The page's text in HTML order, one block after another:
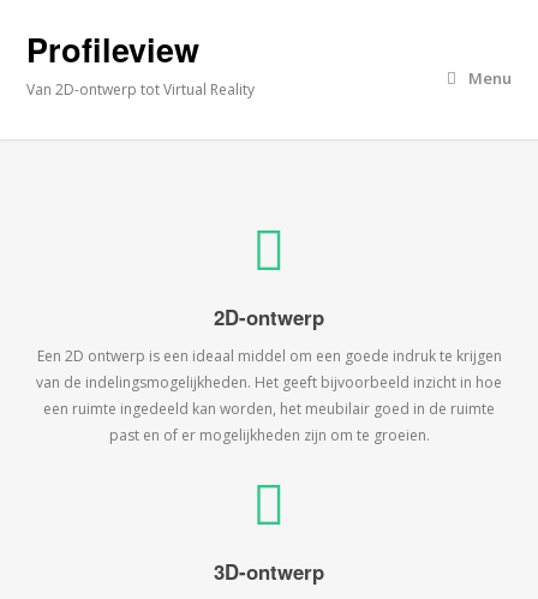
Profileview
Van 2D-ontwerp tot Virtual Reality
Menu
2D-ontwerp
Een 2D ontwerp is een ideaal middel om een goede indruk te krijgen
van de indelingsmogelijkheden. Het geeft bijvoorbeeld inzicht in hoe
een ruimte ingedeeld kan worden, het meubilair goed in de ruimte
past en of er mogelijkheden zijn om te groeien.
3D-ontwerp